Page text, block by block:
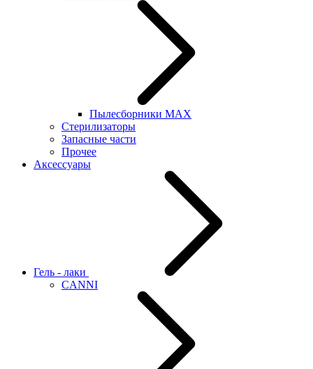
Пылесборники MAX
Стерилизаторы
Запасные части
Прочее
Аксессуары
Гель - лаки
CANNI